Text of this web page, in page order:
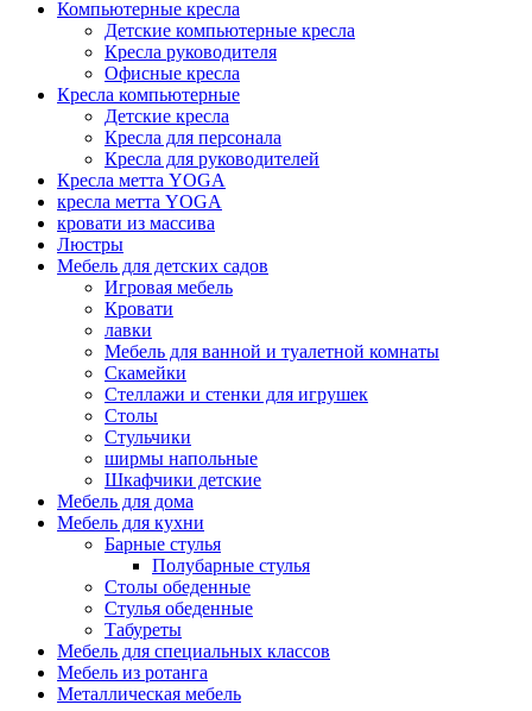
Компьютерные кресла
Детские компьютерные кресла
Кресла руководителя
Офисные кресла
Кресла компьютерные
Детские кресла
Кресла для персонала
Кресла для руководителей
Кресла метта YOGA
кресла метта YOGA
кровати из массива
Люстры
Мебель для детских садов
Игровая мебель
Кровати
лавки
Мебель для ванной и туалетной комнаты
Скамейки
Стеллажи и стенки для игрушек
Столы
Стульчики
ширмы напольные
Шкафчики детские
Мебель для дома
Мебель для кухни
Барные стулья
Полубарные стулья
Столы обеденные
Стулья обеденные
Табуреты
Мебель для специальных классов
Мебель из ротанга
Металлическая мебель